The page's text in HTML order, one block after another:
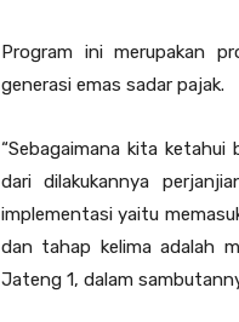
Program ini merupakan
generasi emas sadar pajak.
“Sebagaimana kita
dari dilakukannya
implementasi yaitu
dan tahap kelima adalah
Jateng 1, dalam